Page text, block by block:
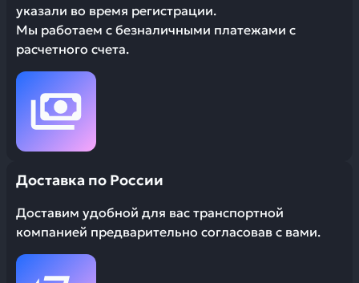
указали во время регистрации.
Мы работаем с безналичными платежами с
расчетного счета.
Доставка по России
Доставим удобной для вас транспортной
компанией предварительно согласовав с вами.